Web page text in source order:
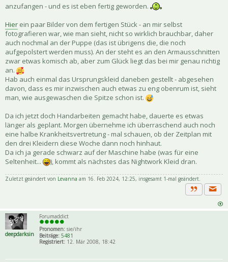
anzufangen - und es ist eben fertig geworden.
Hier ein paar Bilder von dem fertigen Stück - an mir selbst
fotografieren war, wie man sieht, nicht so wirklich brauchbar, daher
auch nochmal an der Puppe (das ist übrigens die, die noch
aufgepolstert werden muss). An der steht es an den Armausschnitten
zwar etwas komisch ab, aber zum Glück liegt das bei mir genau richtig
an.
Hab auch einmal das Ursprungskleid daneben gestellt - abgesehen
davon, dass es mir inzwischen auch etwas zu eng obenrum ist, sieht
man, wie ausgewaschen die Spitze schon ist.
Da ich jetzt doch Handarbeiten gemacht habe, dauerte es etwas
länger als geplant. Morgen übernehme ich überraschend auch noch
eine halbe Krankheitsvertretung - mal schauen, ob der Zeitplan mit
den drei Kleidern diese Woche dann noch hinhaut.
Da ich ja gerade schwarz auf der Maschine habe (was für eine
Seltenheit...
), kommt als nächstes das Nightwork Kleid dran.
Zuletzt geändert von Levanna am 16. Feb 2024, 12:25, insgesamt 1-mal geändert.
Zitat
deepdarksin
Forumaddict
Pronomen: sie/ihr
Beiträge: 5481
Registriert: 12. Mär 2008, 18:42